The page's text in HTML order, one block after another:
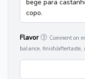
bege para
copo.
Flavor
Comment on
balance, finish/aftertaste,